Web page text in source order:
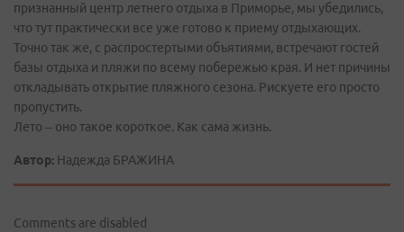
признанный центр летнего отдыха в Приморье, мы убедились,
что тут практически все уже готово к приему отдыхающих.
Точно так же, с распростертыми объятиями, встречают гостей
базы отдыха и пляжи по всему побережью края. И нет причины
откладывать открытие пляжного сезона. Рискуете его просто
пропустить.
Лето – оно такое короткое. Как сама жизнь.
Автор: Надежда БРАЖИНА
Comments are disabled